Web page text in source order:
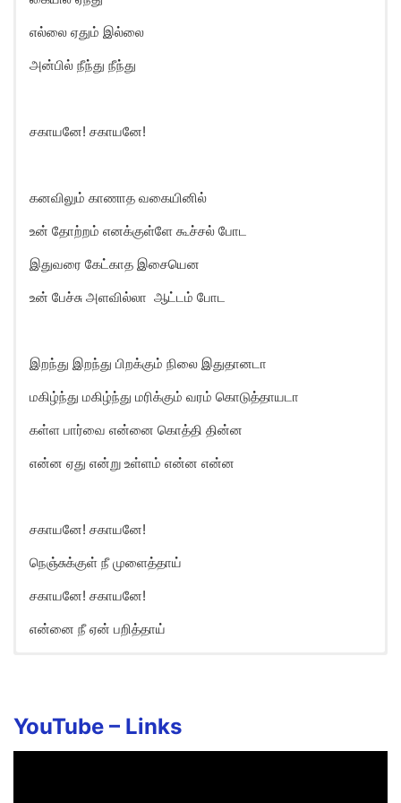
எல்லை ஏதும் இல்லை
அன்பில் நீந்து நீந்து
சகாயனே! சகாயனே!
கனவிலும் காணாத வகையினில்
உன் தோற்றம் எனக்குள்ளே கூச்சல் போட
இதுவரை கேட்காத இசையென
உன் பேச்சு அளவில்லா ஆட்டம் போட
இறந்து இறந்து பிறக்கும் நிலை இதுதானடா
மகிழ்ந்து மகிழ்ந்து மரிக்கும் வரம் கொடுத்தாயடா
கள்ள பார்வை என்னை கொத்தி தின்ன
என்ன ஏது என்று உள்ளம் என்ன என்ன
சகாயனே! சகாயனே!
நெஞ்சுக்குள் நீ முளைத்தாய்
சகாயனே! சகாயனே!
என்னை நீ ஏன் பறித்தாய்
Sahaayanae! sahaayanae!
Nenjukkul nee muzhaithaai
YouTube – Links